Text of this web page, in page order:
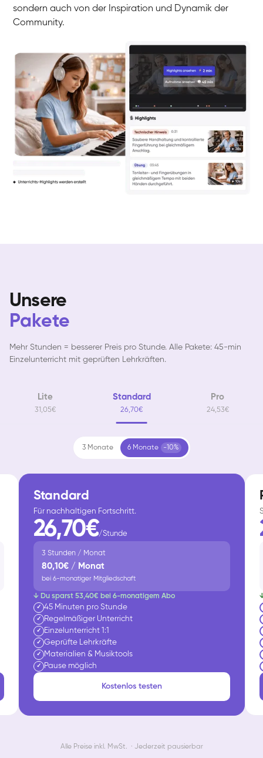
Yuna
Klavier / Piano / Flügel
Camilla
Klavier / Piano / Flügel
Negin
Klavier / Piano / Flügel
Katarzyna
Klavier / Piano / Flügel
sondern auch von der Inspiration und Dynamik der
Community.
Unsere
Pakete
Mehr Stunden = besserer Preis pro Stunde. Alle Pakete: 45-min
Einzelunterricht mit geprüften Lehrkräften.
Lite
31,05€
Standard
26,70€
Pro
24,53€
3 Monate 6 Monate -10%
Standard
Für nachhaltigen Fortschritt.
26,70€/Stunde
3 Stunden / Monat
80,10€ / Monat
bei 6-monatiger Mitgliedschaft
↓ Du sparst 53,40€ bei 6-monatigem Abo
✓ 45 Minuten pro Stunde
✓ Regelmäßiger Unterricht
✓ Einzelunterricht 1:1
✓ Geprüfte Lehrkräfte
✓ Materialien & Musiktools
✓ Pause möglich
Kostenlos testen
Alle Preise inkl. MwSt. · Jederzeit pausierbar